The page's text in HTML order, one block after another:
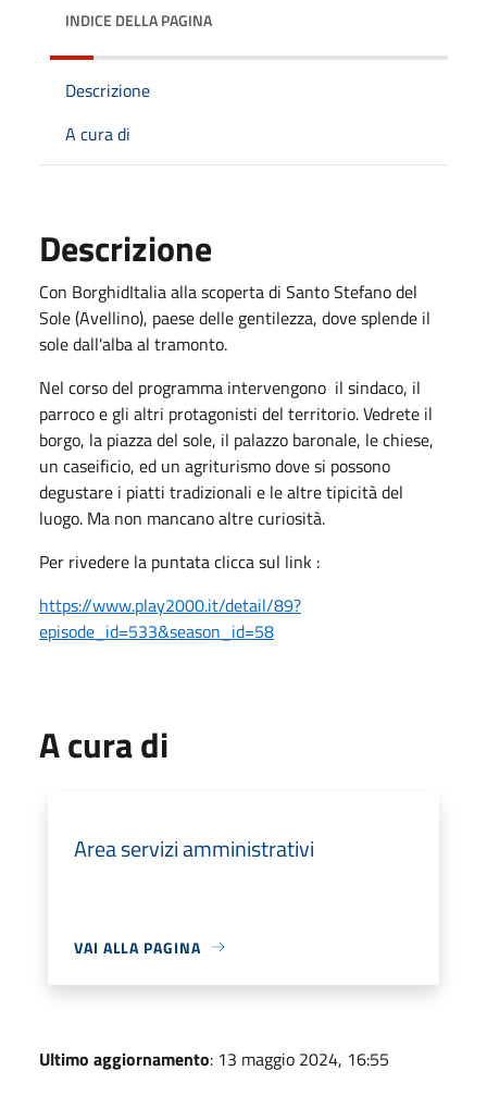
INDICE DELLA PAGINA
Descrizione
A cura di
Descrizione
Con BorghidItalia alla scoperta di Santo Stefano del
Sole (Avellino), paese delle gentilezza, dove splende il
sole dall'alba al tramonto.
Nel corso del programma intervengono il sindaco, il
parroco e gli altri protagonisti del territorio. Vedrete il
borgo, la piazza del sole, il palazzo baronale, le chiese,
un caseificio, ed un agriturismo dove si possono
degustare i piatti tradizionali e le altre tipicità del
luogo. Ma non mancano altre curiosità.
Per rivedere la puntata clicca sul link :
https://www.play2000.it/detail/89?
episode_id=533&season_id=58
A cura di
Area servizi amministrativi
VAI ALLA PAGINA
Ultimo aggiornamento: 13 maggio 2024, 16:55